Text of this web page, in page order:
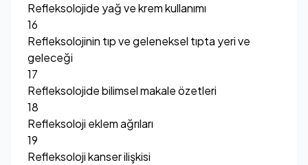
Refleksolojide yağ ve krem kullanımı
16
Refleksolojinin tıp ve geleneksel tıpta yeri ve
geleceği
17
Refleksolojide bilimsel makale özetleri
18
Refleksoloji eklem ağrıları
19
Refleksoloji kanser ilişkisi